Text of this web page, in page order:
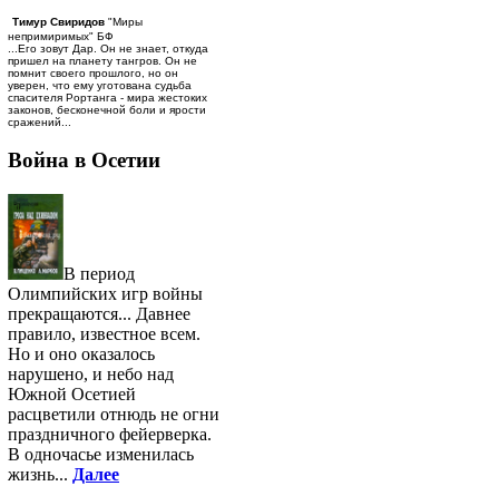
Тимур Свиридов "Миры
непримиримых" БФ
...Его зовут Дар. Он не знает, откуда
пришел на планету тангров. Он не
помнит своего прошлого, но он
уверен, что ему уготована судьба
спасителя Рортанга - мира жестоких
законов, бесконечной боли и ярости
сражений...
Война в Осетии
В период
Олимпийских игр войны
прекращаются... Давнее
правило, известное всем.
Но и оно оказалось
нарушено, и небо над
Южной Осетией
расцветили отнюдь не огни
праздничного фейерверка.
В одночасье изменилась
жизнь... Далее